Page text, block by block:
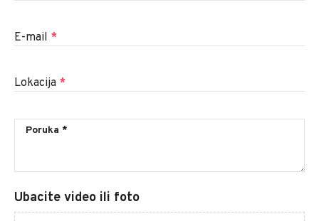
E-mail *
Lokacija *
Ubacite video ili foto